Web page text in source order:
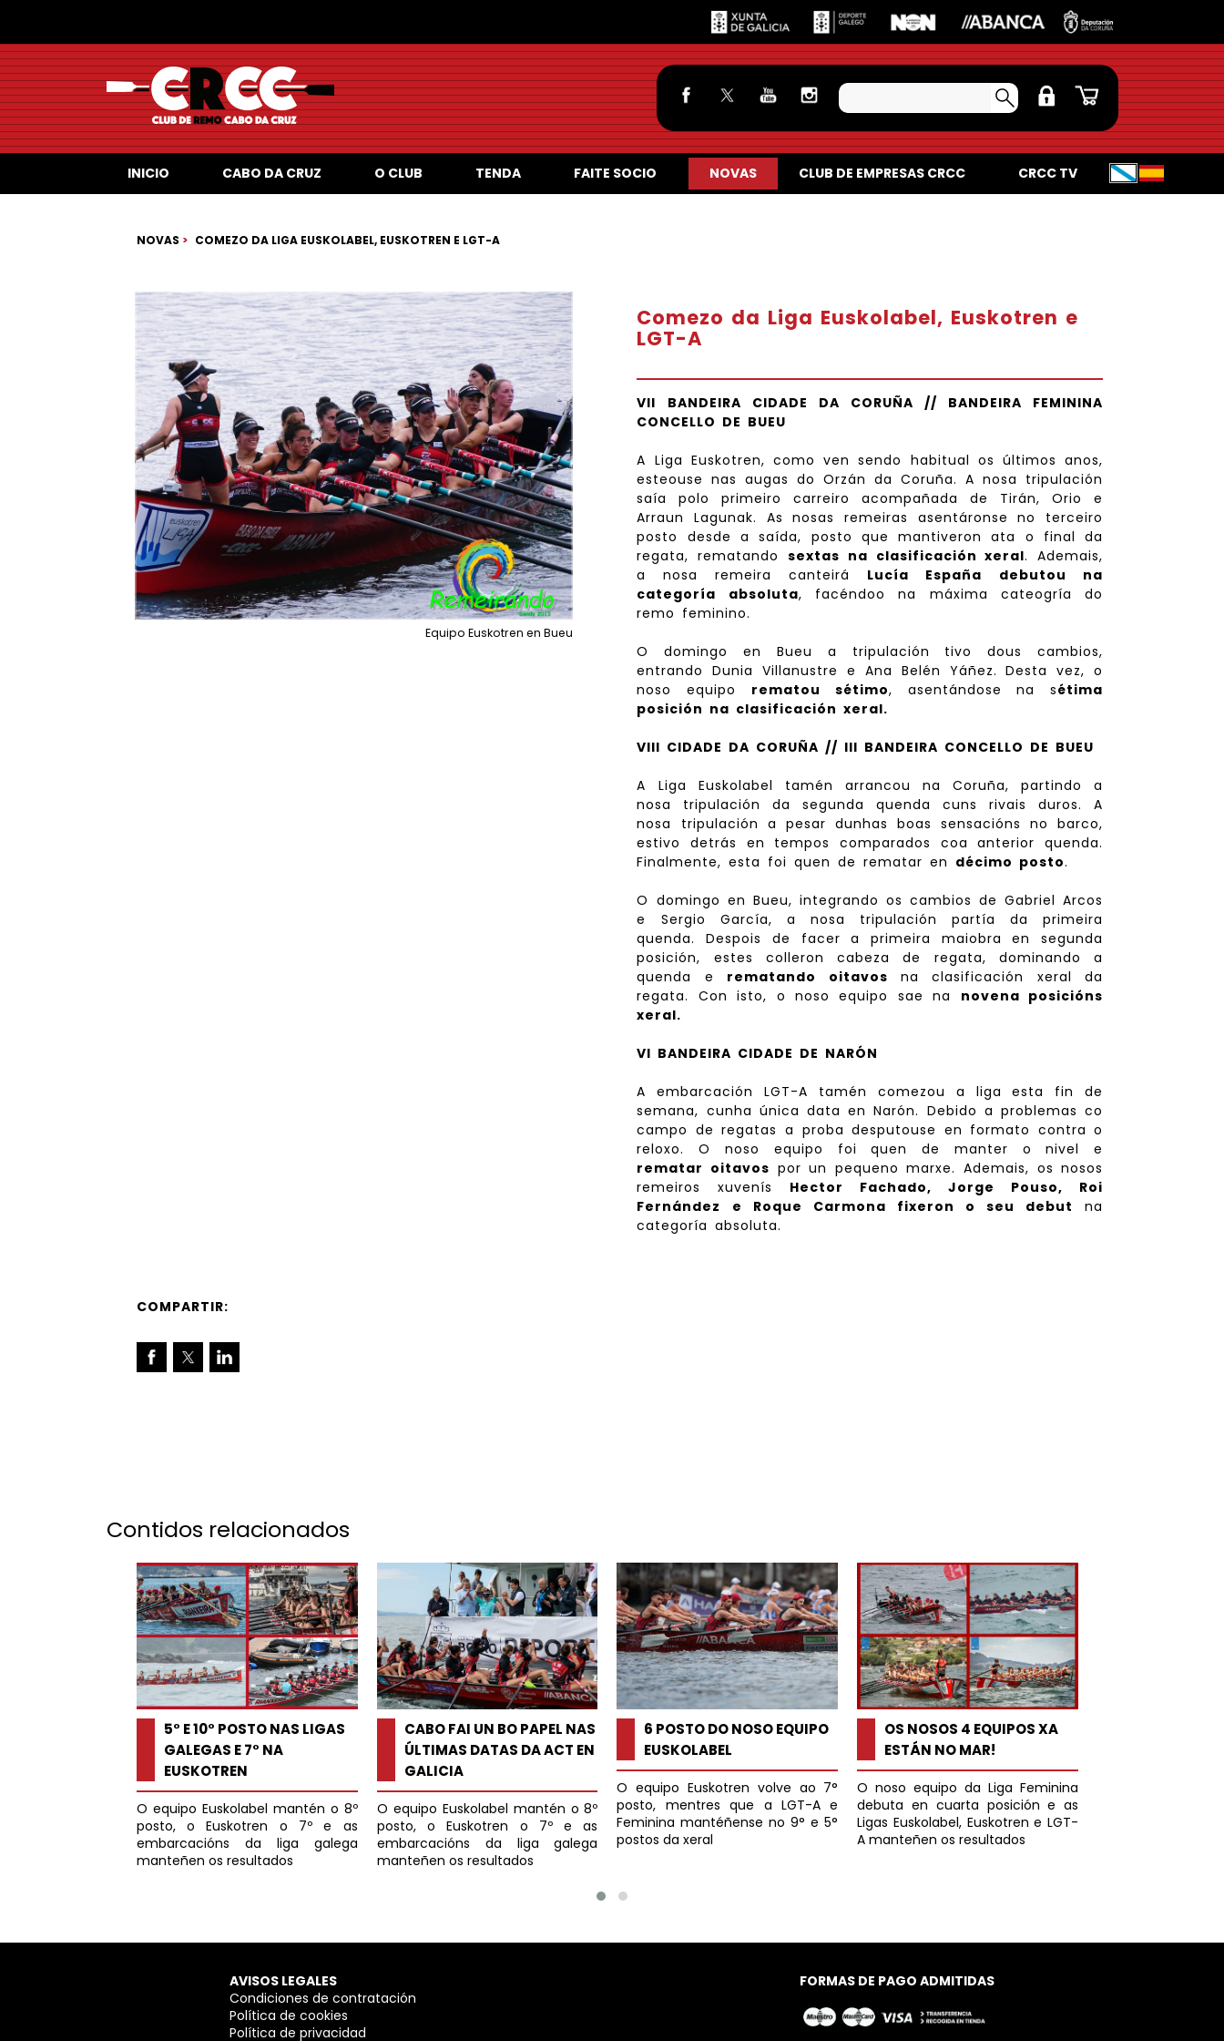
INICIO CABO DA CRUZ O CLUB TENDA FAITE SOCIO NOVAS CLUB DE EMPRESAS CRCC CRCC TV
NOVAS COMEZO DA LIGA EUSKOLABEL, EUSKOTREN E LGT-A
Equipo Euskotren en Bueu
Comezo da Liga Euskolabel, Euskotren e
LGT-A
VII BANDEIRA CIDADE DA CORUÑA // BANDEIRA FEMININA
CONCELLO DE BUEU
A Liga Euskotren, como ven sendo habitual os últimos anos,
esteouse nas augas do Orzán da Coruña. A nosa tripulación
saía polo primeiro carreiro acompañada de Tirán, Orio e
Arraun Lagunak. As nosas remeiras asentáronse no terceiro
posto desde a saída, posto que mantiveron ata o final da
regata, rematando sextas na clasificación xeral. Ademais,
a nosa remeira canteirá Lucía España
debutou na
categoría absoluta, facéndoo na máxima cateogría do
remo feminino.
O domingo en Bueu a tripulación tivo dous cambios,
entrando Dunia Villanustre e Ana Belén Yáñez. Desta vez, o
noso equipo rematou sétimo, asentándose na sétima
posición na clasificación xeral.
VIII CIDADE DA CORUÑA // III BANDEIRA CONCELLO DE BUEU
A Liga Euskolabel tamén arrancou na Coruña, partindo a
nosa tripulación da segunda quenda cuns rivais duros. A
nosa tripulación a pesar dunhas boas sensacións no barco,
estivo detrás en tempos comparados coa anterior quenda.
Finalmente, esta foi quen de rematar en décimo posto.
O domingo en Bueu, integrando os cambios de Gabriel Arcos
e Sergio García, a nosa tripulación partía da primeira
quenda. Despois de facer a primeira maiobra en segunda
posición, estes colleron cabeza de regata, dominando a
quenda e rematando oitavos na clasificación xeral da
regata. Con isto, o noso equipo sae na novena posicións
xeral.
VI BANDEIRA CIDADE DE NARÓN
A embarcación LGT-A tamén comezou a liga esta fin de
semana, cunha única data en Narón. Debido a problemas co
campo de regatas a proba desputouse en formato contra o
reloxo. O noso equipo foi quen de manter o nivel e
rematar oitavos por un pequeno marxe. Ademais, os nosos
remeiros xuvenís Hector Fachado, Jorge Pouso, Roi
Fernández e Roque Carmona fixeron o seu debut
na
categoría absoluta.
COMPARTIR:
Contidos relacionados
5° E 10° POSTO NAS LIGAS
GALEGAS E 7° NA
EUSKOTREN
O equipo Euskolabel mantén o 8º
posto, o Euskotren o 7º e as
embarcacións da liga galega
manteñen os resultados
CABO FAI UN BO PAPEL NAS
ÚLTIMAS DATAS DA ACT EN
GALICIA
O equipo Euskolabel mantén o 8º
posto, o Euskotren o 7º e as
embarcacións da liga galega
manteñen os resultados
6 POSTO DO NOSO EQUIPO
EUSKOLABEL
O equipo Euskotren volve ao 7°
posto, mentres que a LGT-A e
Feminina mantéñense no 9° e 5°
postos da xeral
OS NOSOS 4 EQUIPOS XA
ESTÁN NO MAR!
O noso equipo da Liga Feminina
debuta en cuarta posición e as
Ligas Euskolabel, Euskotren e LGT-
A manteñen os resultados
AVISOS LEGALES
Condiciones de contratación
Política de cookies
Política de privacidad
FORMAS DE PAGO ADMITIDAS